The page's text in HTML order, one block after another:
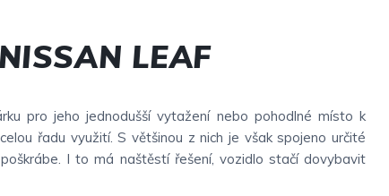
LEAF
pro jeho jednodušší vytažení nebo pohodlné místo k
řadu využití. S většinou z nich je však spojeno určité
I to má naštěstí řešení, vozidlo stačí dovybavit